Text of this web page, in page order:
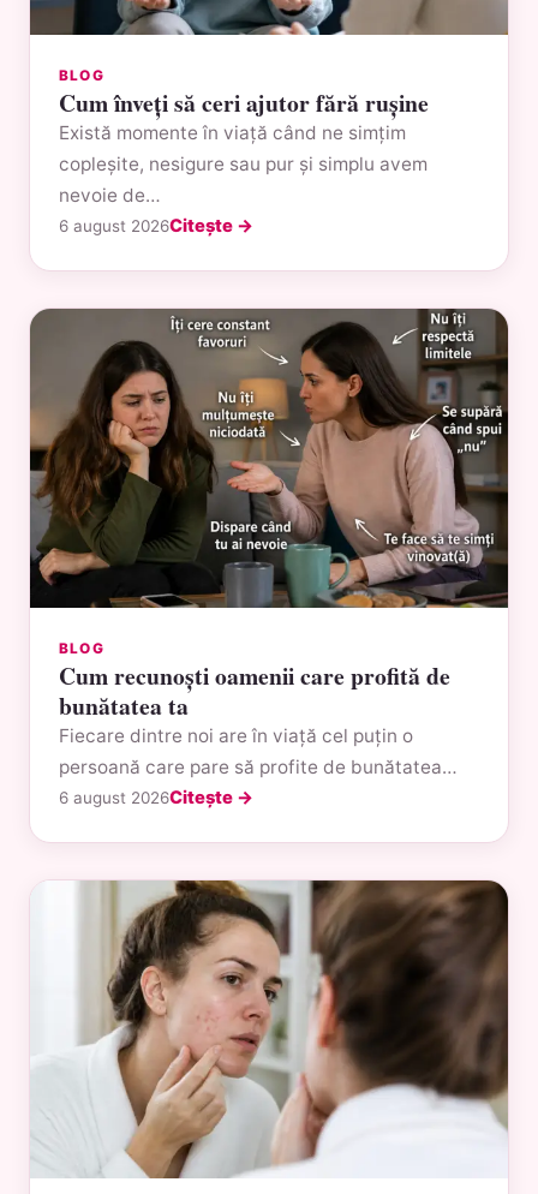
BLOG
Cum înveți să ceri ajutor fără rușine
Există momente în viață când ne simțim
copleșite, nesigure sau pur și simplu avem
nevoie de…
6 august 2026Citește →
BLOG
Cum recunoști oamenii care profită de
bunătatea ta
Fiecare dintre noi are în viață cel puțin o
persoană care pare să profite de bunătatea…
6 august 2026Citește →